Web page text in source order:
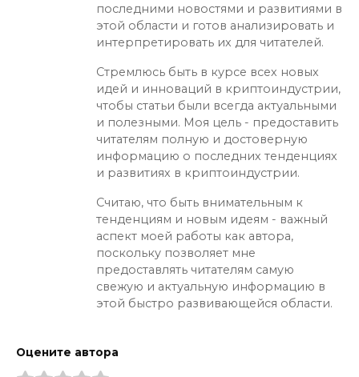
последними новостями и развитиями в
этой области и готов анализировать и
интерпретировать их для читателей.
Стремлюсь быть в курсе всех новых
идей и инноваций в криптоиндустрии,
чтобы статьи были всегда актуальными
и полезными. Моя цель - предоставить
читателям полную и достоверную
информацию о последних тенденциях
и развитиях в криптоиндустрии.
Считаю, что быть внимательным к
тенденциям и новым идеям - важный
аспект моей работы как автора,
поскольку позволяет мне
предоставлять читателям самую
свежую и актуальную информацию в
этой быстро развивающейся области.
Оцените автора